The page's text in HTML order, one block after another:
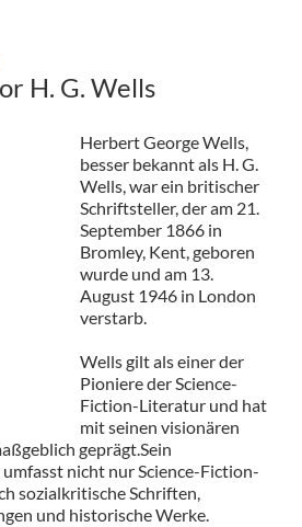
H. G. Wells
Herbert George Wells,
besser bekannt als H. G.
Wells, war ein britischer
Schriftsteller, der am 21.
September 1866 in
Bromley, Kent, geboren
wurde und am 13.
August 1946 in London
verstarb.
Wells gilt als einer der
Pioniere der Science-
Fiction-Literatur und hat
mit seinen visionären
geprägt.Sein
nicht nur Science-Fiction-
sozialkritische Schriften,
und historische Werke.